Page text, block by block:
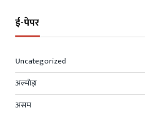
ई-पेपर
Uncategorized
अल्मोड़ा
असम